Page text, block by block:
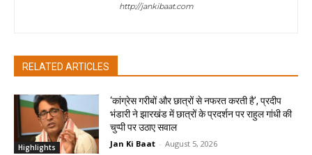
http://jankibaat.com
RELATED ARTICLES
Highlights
‘कांग्रेस गरीबों और छात्रों से नफरत करती है’, प्रदीप
भंडारी ने झारखंड में छात्रों के प्रदर्शन पर राहुल गांधी की
चुप्पी पर उठाए सवाल
Jan Ki Baat - August 5, 2026